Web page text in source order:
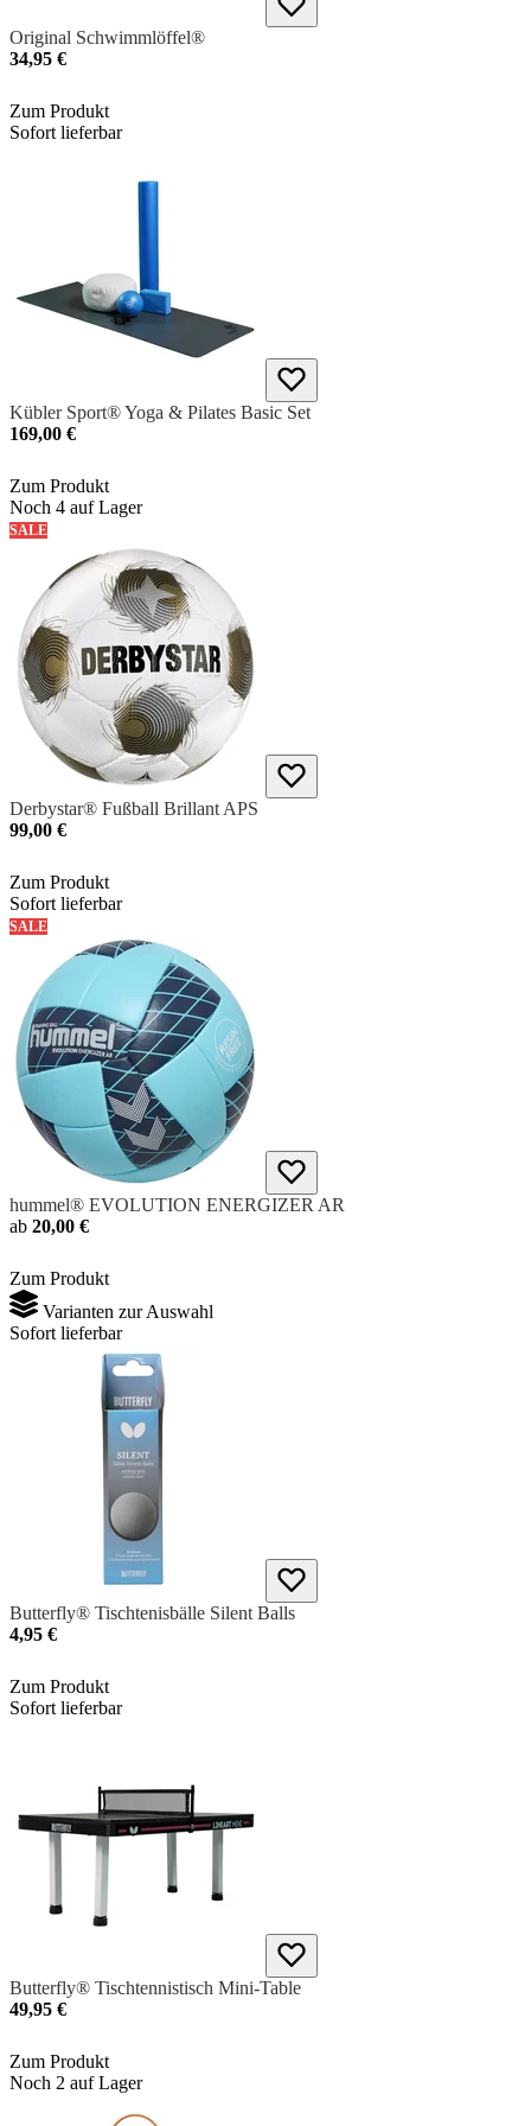
Original Schwimmlöffel®
34,95 €
Zum Produkt
Sofort lieferbar
Kübler Sport® Yoga & Pilates Basic Set
169,00 €
Zum Produkt
Noch 4 auf Lager
SALE
Derbystar® Fußball Brillant APS
99,00 €
Zum Produkt
Sofort lieferbar
SALE
hummel® EVOLUTION ENERGIZER AR
ab 20,00 €
Zum Produkt
Varianten zur Auswahl
Sofort lieferbar
Butterfly® Tischtenisbälle Silent Balls
4,95 €
Zum Produkt
Sofort lieferbar
Butterfly® Tischtennistisch Mini-Table
49,95 €
Zum Produkt
Noch 2 auf Lager